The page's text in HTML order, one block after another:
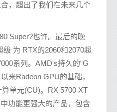
，超出了我们在未来几个
Super?也许。最后的晚
为 RTX的2060和2070超
系列。AMD's持久的“G
来Radeon GPU的基础，
单元(CU)。RX 5700 XT
功能更强大的产品，包含